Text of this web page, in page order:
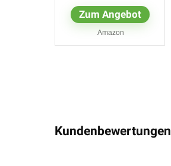
App, Live-
Zum Angebot
Amazon
Kundenbewertungen